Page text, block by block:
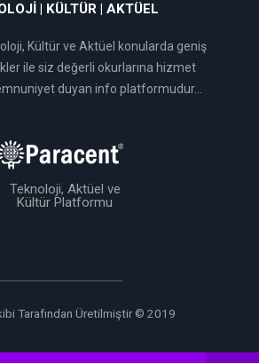
| KÜLTÜR | AKTÜEL
Kültür ve Aktüel konularda geniş
ile siz değerli okurlarına hizmet
duyan info platformudur...
Teknoloji, Aktüel ve
Kültür Platformu
Tarafından Üretilmiştir © 2019